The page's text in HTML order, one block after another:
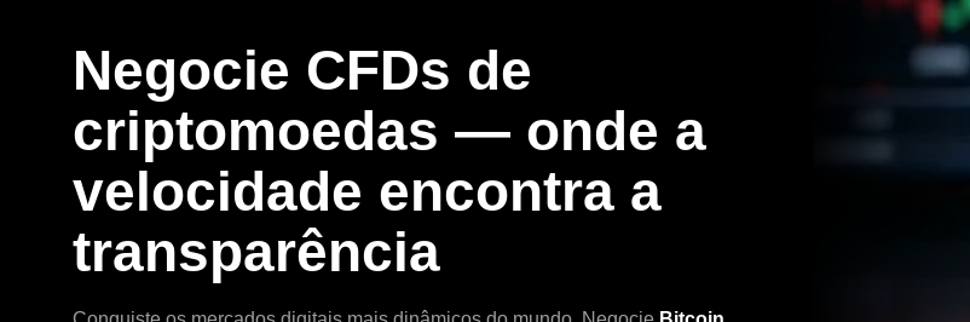
Negocie CFDs de
criptomoedas — onde a
velocidade encontra a
transparência